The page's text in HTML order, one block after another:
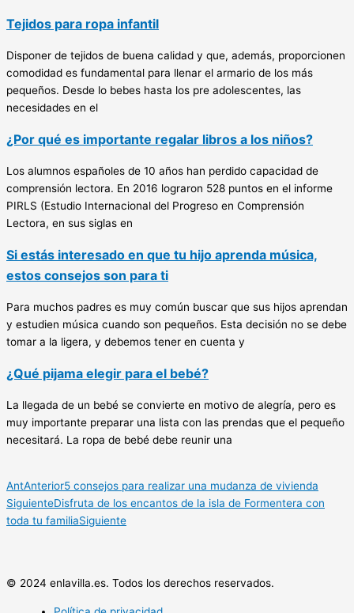
Tejidos para ropa infantil
Disponer de tejidos de buena calidad y que, además, proporcionen
comodidad es fundamental para llenar el armario de los más
pequeños. Desde lo bebes hasta los pre adolescentes, las
necesidades en el
¿Por qué es importante regalar libros a los niños?
Los alumnos españoles de 10 años han perdido capacidad de
comprensión lectora. En 2016 lograron 528 puntos en el informe
PIRLS (Estudio Internacional del Progreso en Comprensión
Lectora, en sus siglas en
Si estás interesado en que tu hijo aprenda música,
estos consejos son para ti
Para muchos padres es muy común buscar que sus hijos aprendan
y estudien música cuando son pequeños. Esta decisión no se debe
tomar a la ligera, y debemos tener en cuenta y
¿Qué pijama elegir para el bebé?
La llegada de un bebé se convierte en motivo de alegría, pero es
muy importante preparar una lista con las prendas que el pequeño
necesitará. La ropa de bebé debe reunir una
AntAnterior5 consejos para realizar una mudanza de vivienda
SiguienteDisfruta de los encantos de la isla de Formentera con
toda tu familiaSiguiente
© 2024 enlavilla.es. Todos los derechos reservados.